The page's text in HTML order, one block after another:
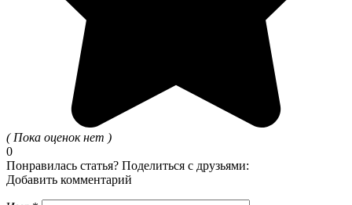
( Пока оценок нет )
0
Понравилась статья? Поделиться с друзьями:
Добавить комментарий